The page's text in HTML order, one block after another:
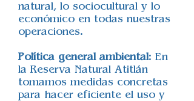
natural, lo sociocultural y lo
económico en todas nuestras
operaciones.
Política general ambiental: En
la Reserva Natural Atitlán
tomamos medidas concretas
para hacer eficiente el uso y